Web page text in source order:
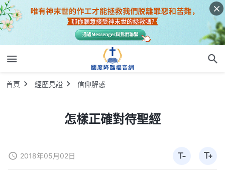
首頁 經歷見證 信仰解惑
怎樣正確對待聖經
2018年05月02日